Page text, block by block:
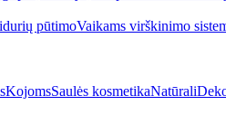
pūtimoVaikams virškinimo
KojomsSaulės kosmetikaNatūrali